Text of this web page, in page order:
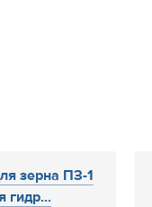
зерна ПЗ-1
гидр...